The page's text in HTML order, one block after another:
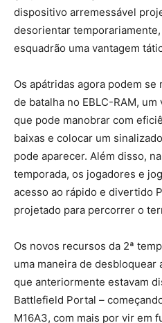
dispositivo arremessável
desorientar
esquadrão uma vantagem
Os apátridas agora podem
de batalha no EBLC-RAM,
que pode manobrar com
baixas e colocar um
pode aparecer. Além disso,
temporada, os jogadores e
acesso ao rápido e divertido
projetado para percorrer o
Os novos recursos da 2ª
uma maneira de desbloquear
que anteriormente estavam
Battlefield Portal –
M16A3, com mais por vir em